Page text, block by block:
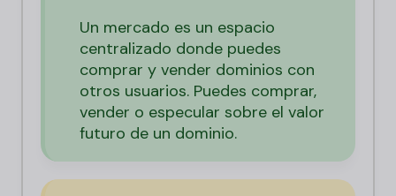
Un mercado es un espacio
centralizado donde puedes
comprar y vender dominios con
otros usuarios. Puedes comprar,
vender o especular sobre el valor
futuro de un dominio.